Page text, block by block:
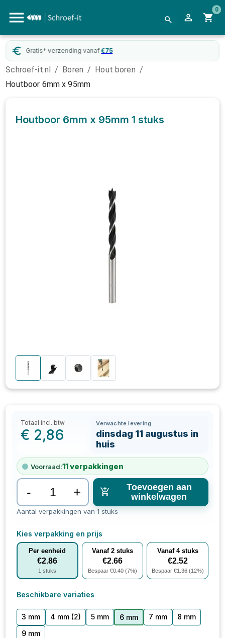
0
Gratis* verzending vanaf €75
Schroef-it.nl / Boren / Hout boren /
Houtboor 6mm x 95mm
Houtboor 6mm x 95mm 1 stuks
Totaal incl. btw
€ 2,86
Verwachte levering
dinsdag 11 augustus in
huis
Voorraad:11verpakkingen
- +
Toevoegen aan
winkelwagen
Aantal verpakkingen van 1 stuks
Kies verpakking en prijs
Per eenheid
€2.86
1 stuks
Vanaf 2 stuks
€2.66
Bespaar €0.40 (7%)
Vanaf 4stuks
€2.52
Bespaar €1.36(12%)
Beschikbare variaties
3 mm 4 mm (2) 5 mm 6 mm 7 mm
8 mm
9 mm